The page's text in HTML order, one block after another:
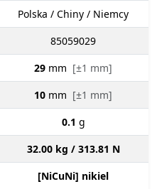
Polska / Chiny / Niemcy
85059029
29 mm [±1 mm]
10 mm [±1 mm]
0.1 g
32.00 kg / 313.81 N
[NiCuNi] nikiel